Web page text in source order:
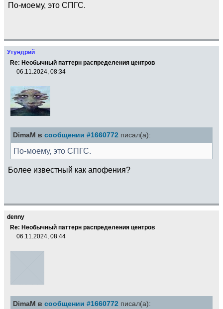
По-моему, это СПГС.
Утундрий
Re: Необычный паттерн распределения центров
06.11.2024, 08:34
DimaM в сообщении #1660772 писал(а):
По-моему, это СПГС.
Более известный как апофения?
denny
Re: Необычный паттерн распределения центров
06.11.2024, 08:44
DimaM в сообщении #1660772 писал(а):